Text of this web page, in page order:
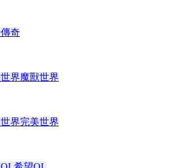
傳奇
魔獸世界
完美世界